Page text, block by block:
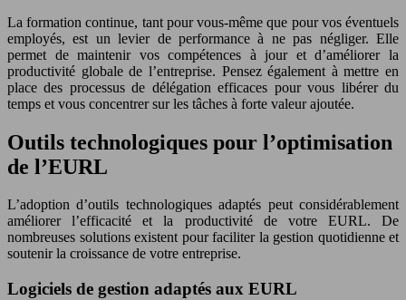
La formation continue, tant pour vous-même que pour vos éventuels
employés, est un levier de performance à ne pas négliger. Elle
permet de maintenir vos compétences à jour et d’améliorer la
productivité globale de l’entreprise. Pensez également à mettre en
place des processus de délégation efficaces pour vous libérer du
temps et vous concentrer sur les tâches à forte valeur ajoutée.
Outils technologiques pour l’optimisation
de l’EURL
L’adoption d’outils technologiques adaptés peut considérablement
améliorer l’efficacité et la productivité de votre EURL. De
nombreuses solutions existent pour faciliter la gestion quotidienne et
soutenir la croissance de votre entreprise.
Logiciels de gestion adaptés aux EURL